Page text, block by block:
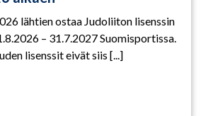
lähtien ostaa Judoliiton lisenssin
– 31.7.2027 Suomisportissa.
lisenssit eivät siis [...]